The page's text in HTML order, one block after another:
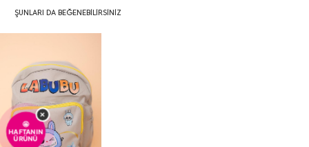
ŞUNLARI DA BEĞENEBILIRSINIZ
🤩
HAFTANIN
ÜRÜNÜ
×